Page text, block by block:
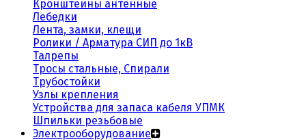
Кронштейны антенные
Лебедки
Лента, замки, клещи
Ролики / Арматура СИП до 1кВ
Талрепы
Тросы стальные, Спирали
Трубостойки
Узлы крепления
Устройства для запаса кабеля УПМК
Шпильки резьбовые
Электрооборудование